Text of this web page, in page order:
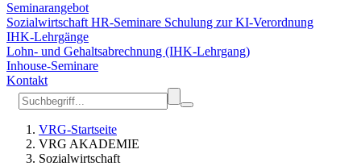
Seminarangebot
Sozialwirtschaft HR-Seminare Schulung zur KI-Verordnung
IHK-Lehrgänge
Lohn- und Gehaltsabrechnung (IHK-Lehrgang)
Inhouse-Seminare
Kontakt
VRG-Startseite
VRG AKADEMIE
Sozialwirtschaft